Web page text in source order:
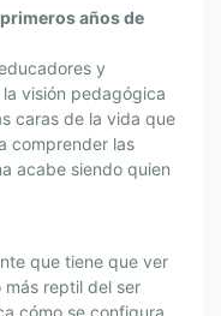
años de
y
visión pedagógica
caras de la vida que
comprender las
acabe siendo quien
que tiene que ver
reptil del ser
cómo se configura